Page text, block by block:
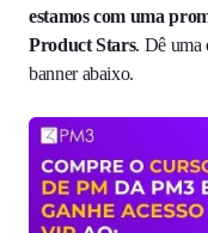
estamos com uma
Product Stars. Dê uma
banner abaixo.